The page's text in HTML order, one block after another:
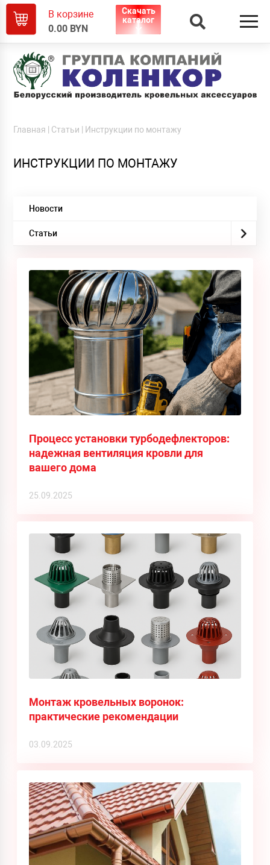
В корзине
0.00 BYN
Скачать
каталог
Главная Статьи Инструкции по монтажу
ИНСТРУКЦИИ ПО МОНТАЖУ
Новости
Статьи
Процесс установки турбодефлекторов:
надежная вентиляция кровли для
вашего дома
25.09.2025
Монтаж кровельных воронок:
практические рекомендации
03.09.2025